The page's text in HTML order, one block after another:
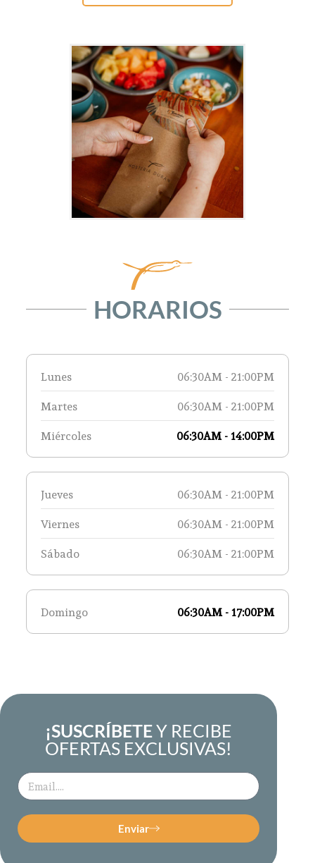
HORARIOS
Lunes
06:30AM - 21:00PM
Martes
06:30AM - 21:00PM
Miércoles
06:30AM - 14:00PM
Jueves
06:30AM - 21:00PM
Viernes
06:30AM - 21:00PM
Sábado
06:30AM - 21:00PM
Domingo 06:30AM - 17:00PM
¡SUSCRÍBETEY RECIBE
OFERTAS EXCLUSIVAS!
Enviar